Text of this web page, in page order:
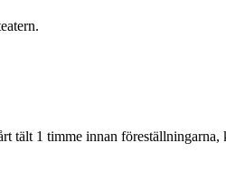
tält 1 timme innan